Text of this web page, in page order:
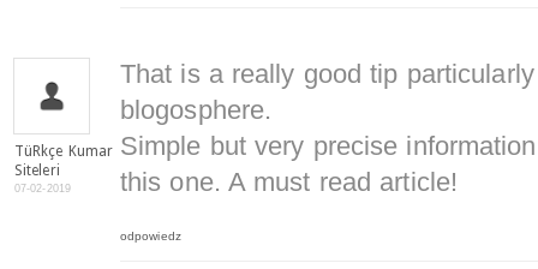
TüRkçe Kumar
Siteleri
07-02-2019
That is a really good tip
blogosphere.
Simple but very precise
this one. A must read article!
odpowiedz